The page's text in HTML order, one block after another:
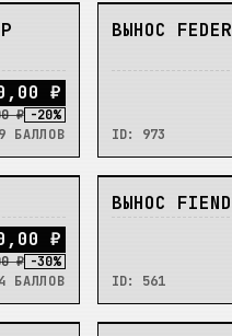
, 00 ₽
₽ -20%
БАЛЛОВ
НЕТ
ВЫНОС
ID: 973
, 00 ₽
₽ -30%
БАЛЛОВ
НЕТ
ВЫНОС FIEND
ID: 561